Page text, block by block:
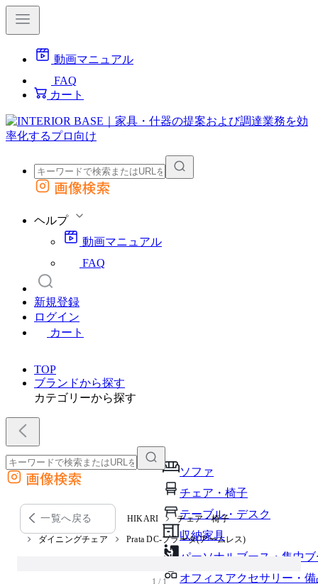
動画マニュアル
FAQ
カート
外部サイトの商品をカートに追加
画像検索
ヘルプ
動画マニュアル
FAQ
新規登録
ログイン
カート
TOP
ブランドから探す
カテゴリーから探す
ソファ
チェア・椅子
テーブル・デスク
収納家具
パーソナルブース・集中
オフィスアクセサリー・備
外部サイトの商品をカートに追加
他のサイトで見つけた商品ページのURLを貼り付けて、カートに追加できます
画像検索
一覧へ戻る HIKARI チェア・椅子
ダイニングチェア Prata DC-プラータ(アームレス)
1 / 1